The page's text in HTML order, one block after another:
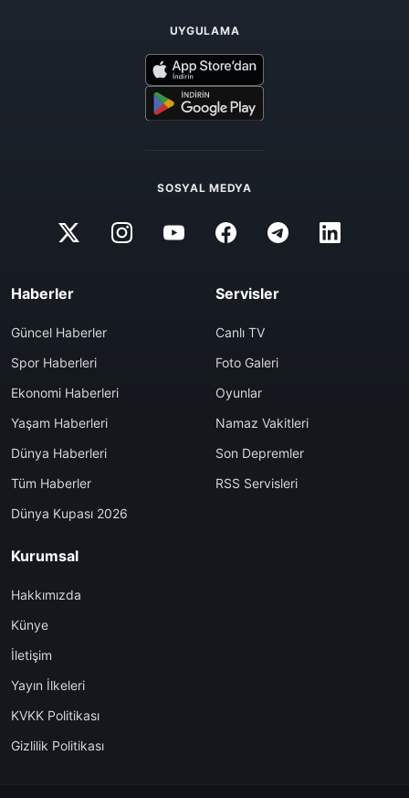
UYGULAMA
SOSYAL MEDYA
Haberler
Güncel Haberler
Spor Haberleri
Ekonomi Haberleri
Yaşam Haberleri
Dünya Haberleri
Tüm Haberler
Dünya Kupası 2026
Servisler
Canlı TV
Foto Galeri
Oyunlar
Namaz Vakitleri
Son Depremler
RSS Servisleri
Kurumsal
Hakkımızda
Künye
İletişim
Yayın İlkeleri
KVKK Politikası
Gizlilik Politikası